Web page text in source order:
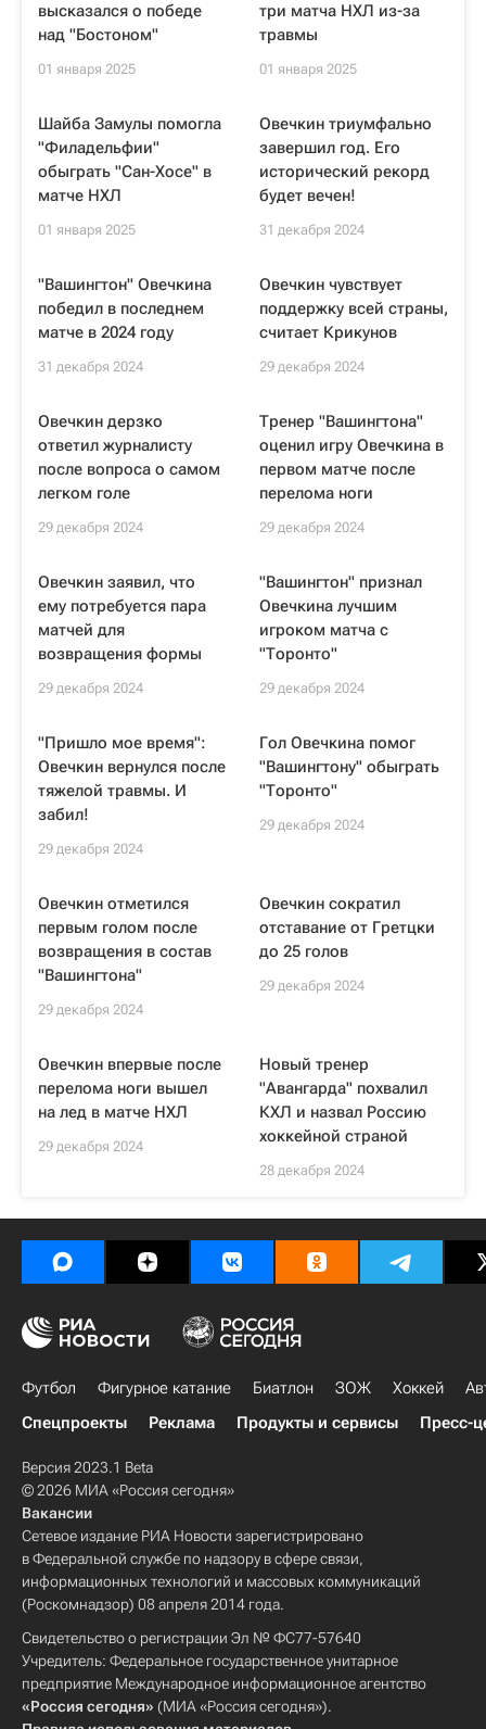
высказался о победе
над "Бостоном"
01 января 2025
три матча НХЛ из-за
травмы
01 января 2025
Шайба Замулы помогла
"Филадельфии"
обыграть "Сан-Хосе" в
матче НХЛ
01 января 2025
Овечкин триумфально
завершил год. Его
исторический рекорд
будет вечен!
31 декабря 2024
"Вашингтон" Овечкина
победил в последнем
матче в 2024 году
31 декабря 2024
Овечкин чувствует
поддержку всей страны,
считает Крикунов
29 декабря 2024
Овечкин дерзко
ответил журналисту
после вопроса о самом
легком голе
29 декабря 2024
Тренер "Вашингтона"
оценил игру Овечкина в
первом матче после
перелома ноги
29 декабря 2024
Овечкин заявил, что
ему потребуется пара
матчей для
возвращения формы
29 декабря 2024
"Вашингтон" признал
Овечкина лучшим
игроком матча с
"Торонто"
29 декабря 2024
"Пришло мое время":
Овечкин вернулся после
тяжелой травмы. И
забил!
29 декабря 2024
Гол Овечкина помог
"Вашингтону" обыграть
"Торонто"
29 декабря 2024
Овечкин отметился
первым голом после
возвращения в состав
"Вашингтона"
29 декабря 2024
Овечкин сократил
отставание от Гретцки
до 25 голов
29 декабря 2024
Овечкин впервые после
перелома ноги вышел
на лед в матче НХЛ
29 декабря 2024
Новый тренер
"Авангарда" похвалил
КХЛ и назвал Россию
хоккейной страной
28 декабря 2024
Футбол Фигурное катание Биатлон ЗОЖ Хоккей
Спецпроекты
Реклама Продукты и сервисы Пресс-
Версия 2023.1 Beta
© 2026 МИА «Россия сегодня»
Вакансии
Сетевое издание РИА Новости зарегистрировано
в Федеральной службе по надзору в сфере связи,
информационных технологий и массовых коммуникаций
(Роскомнадзор) 08 апреля 2014 года.
Свидетельство о регистрации Эл № ФС77-57640
Учредитель: Федеральное государственное унитарное
предприятие Международное информационное агентство
«Россия сегодня» (МИА «Россия сегодня»).